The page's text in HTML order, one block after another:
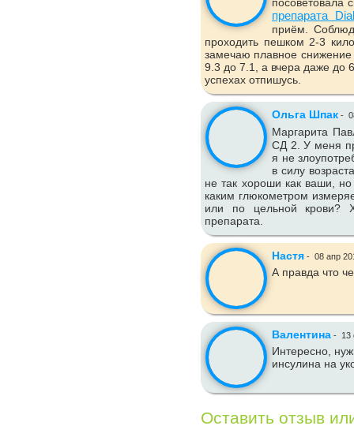
препарата
приём.
проходить пешком 2-3
замечаю плавное снижение
9.3 до 7.1, а вчера даже до
успехах отпишусь.
Ольга Шпак -
Маргарита
СД 2. У меня
я не
в силу
не так хороши как ваши,
каким глюкометром
или по цельной крови?
препарата.
Настя - 08 апр
А правда что
Валентина - 13
Интересно,
инсулина на
Оставить отзыв